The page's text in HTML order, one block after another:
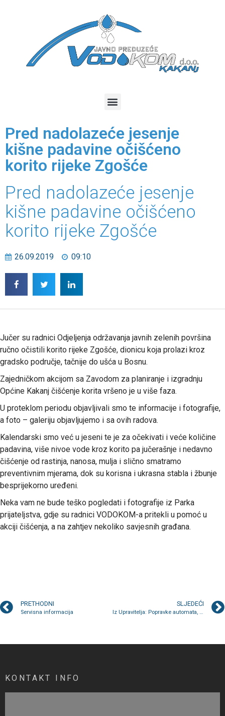
Pred nadolazeće jesenje
kišne padavine očišćeno
korito rijeke Zgošće
Pred nadolazeće jesenje
kišne padavine očišćeno
korito rijeke Zgošće
26.09.2019 09:10
Jučer su radnici Odjeljenja održavanja javnih zelenih površina
ručno očistili korito rijeke Zgošće, dionicu koja prolazi kroz
gradsko područje, tačnije do ušća u Bosnu.
Zajedničkom akcijom sa Zavodom za planiranje i izgradnju
Općine Kakanj čišćenje korita vršeno je u više faza.
U proteklom periodu objavljivali smo te informacije i fotografije,
a foto – galeriju objavljujemo i sa ovih radova.
Kalendarski smo već u jeseni te je za očekivati i veće količine
padavina, više nivoe vode kroz korito pa jučerašnje i nedavno
čišćenje od rastinja, nanosa, mulja i slično smatramo
preventivnim mjerama, dok su korisna i ukrasna stabla i žbunje
besprijekorno uređeni.
Neka vam ne bude teško pogledati i fotografije iz Parka
prijateljstva, gdje su radnici VODOKOM-a pritekli u pomoć u
akciji čišćenja, a na zahtjev nekoliko savjesnih građana.
PRETHODNI
Servisna informacija
SLJEDEĆI
Iz Upravitelja: Popravke automata, ulaznih vrata, sanacija fasade, čišćenje podrumskih prostorija…
KONTAKT INFO